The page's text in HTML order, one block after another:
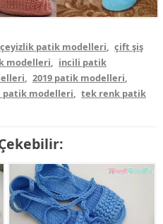
çeyizlik patik modelleri, çift şiş
modelleri, incili patik
, 2019 patik modelleri,
patik modelleri, tek renk patik